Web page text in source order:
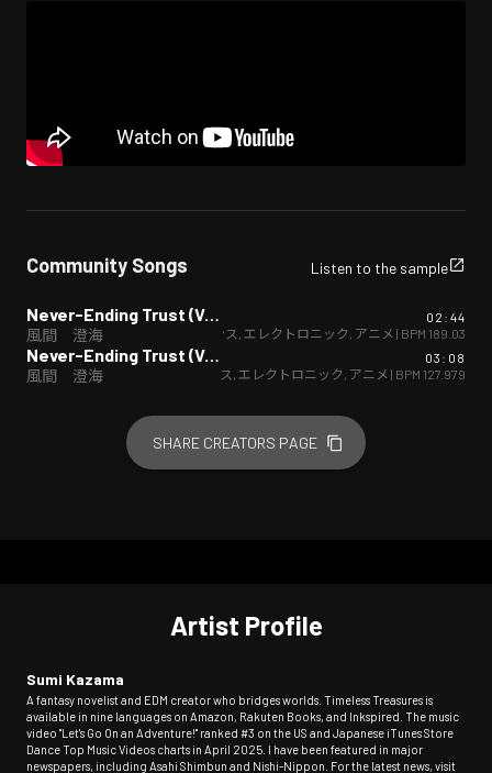
Community Songs Listen to the sample
Never-Ending Trust (Ver.4)
風間 澄海
02:44
ダンス エレクトロニック アニメ | BPM 189.03
Never-Ending Trust (Ver.2)
風間 澄海
03:08
ダンス エレクトロニック アニメ | BPM 127.979
SHARE CREATORS PAGE
Artist Profile
Sumi Kazama
A fantasy novelist and EDM creator who bridges worlds. Timeless Treasures is
available in nine languages on Amazon, Rakuten Books, and Inkspired. The music
video "Let's Go On an Adventure!" ranked #3 on the US and Japanese iTunes Store
Dance Top Music Videos charts in April 2025. I have been featured in major
newspapers, including Asahi Shimbun and Nishi-Nippon. For the latest news, visit